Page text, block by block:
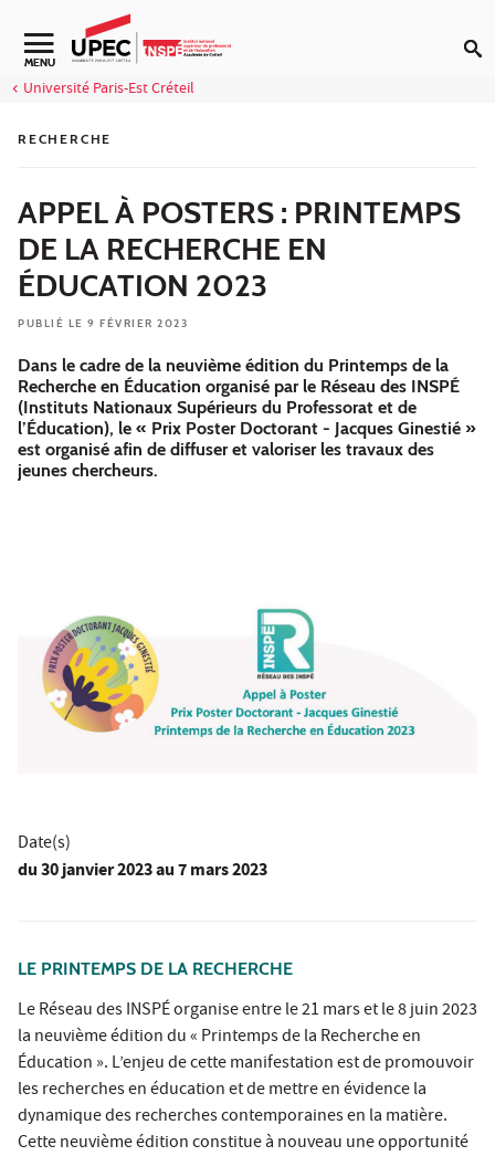
Aller au contenu
Navigation secondaire
MENU
Université Paris-Est Créteil
RECHERCHE
APPEL À POSTERS : PRINTEMPS
DE LA RECHERCHE EN
ÉDUCATION 2023
PUBLIÉ LE 9 FÉVRIER 2023
Dans le cadre de la neuvième édition du Printemps de la
Recherche en Éducation organisé par le Réseau des INSPÉ
(Instituts Nationaux Supérieurs du Professorat et de
l’Éducation), le « Prix Poster Doctorant - Jacques Ginestié »
est organisé afin de diffuser et valoriser les travaux des
jeunes chercheurs.
Date(s)
du30 janvier 2023au 7 mars 2023
LE PRINTEMPS DE LA RECHERCHE
Le Réseau des INSPÉ organise entre le 21 mars et le 8 juin 2023
la neuvième édition du « Printemps de la Recherche en
Éducation ». L’enjeu de cette manifestation est de promouvoir
les recherches en éducation et de mettre en évidence la
dynamique des recherches contemporaines en la matière.
Cette neuvième édition constitue à nouveau une opportunité